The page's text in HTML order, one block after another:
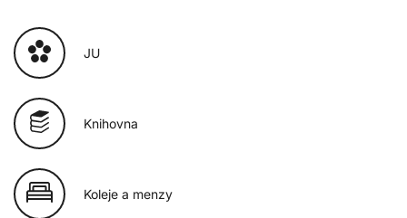
JU
Knihovna
Koleje a menzy